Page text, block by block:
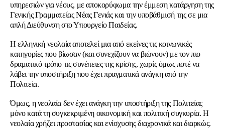
υπηρεσιών για νέους, με αποκορύφωμα την έμμεση κατάργηση της
Γενικής Γραμματείας Νέας Γενιάς και την υποβάθμισή της σε μια
απλή Διεύθυνση στο Υπουργείο Παιδείας.
Η ελληνική νεολαία αποτελεί μια από εκείνες τις κοινωνικές
κατηγορίες που βίωσαν (και συνεχίζουν να βιώνουν) με τον πιο
δραματικό τρόπο τις συνέπειες της κρίσης, χωρίς όμως ποτέ να
λάβει την υποστήριξη που έχει πραγματικά ανάγκη από την
Πολιτεία.
Όμως, η νεολαία δεν έχει ανάγκη την υποστήριξη της Πολιτείας
μόνο κατά τη συγκεκριμένη οικονομική και πολιτική συγκυρία. Η
νεολαία χρήζει προστασίας και ενίσχυσηςδιαχρονικά καιδιαρκώς.